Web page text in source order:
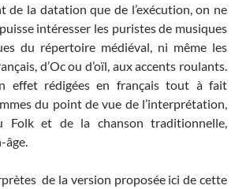
de la datation que de l’exécution, on ne
intéresser les puristes de musiques
du répertoire médiéval, ni même les
d’Oc ou d’oïl, aux accents roulants.
effet rédigées en français tout à fait
du point de vue de l’interprétation,
Folk et de la chanson traditionnelle,
âge.
de la version proposée ici de cette